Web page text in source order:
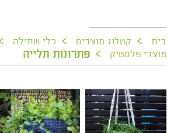
בית > קטלוג מוצרים > כלי שתילה
מוצרי פלסטיק > פתרונות תלייה